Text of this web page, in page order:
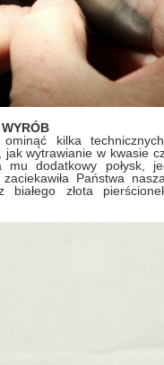
ominąć kilka
jak wytrawianie w kwasie
mu dodatkowy połysk,
Państwa
białego złota